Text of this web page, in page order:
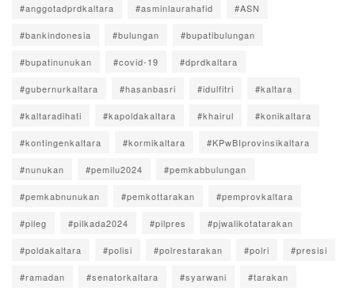
#anggotadprdkaltara #asminlaurahafid #ASN
#bankindonesia #bulungan #bupatibulungan
#bupatinunukan #covid-19 #dprdkaltara
#gubernurkaltara #hasanbasri #idulfitri #kaltara
#kaltaradihati #kapoldakaltara #khairul #konikaltara
#kontingenkaltara #kormikaltara #KPwBIprovinsikaltara
#nunukan #pemilu2024 #pemkabbulungan
#pemkabnunukan #pemkottarakan #pemprovkaltara
#pileg #pilkada2024 #pilpres #pjwalikotatarakan
#poldakaltara #polisi #polrestarakan #polri #presisi
#ramadan #senatorkaltara #syarwani #tarakan